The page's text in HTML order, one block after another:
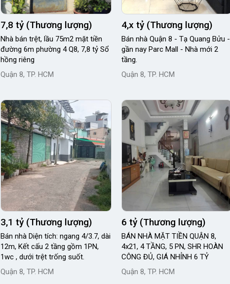
7,8 tỷ (Thương lượng)
Nhà bán trệt, lầu 75m2 mặt tiền
đường 6m phường 4 Q8, 7,8 tỷ Sổ
hồng riêng
Quận 8, TP. HCM
4,x tỷ (Thương lượng)
Bán nhà Quận 8 - Tạ Quang Bửu -
gần nay Parc Mall - Nhà mới 2
tầng.
Quận 8, TP. HCM
3,1 tỷ (Thương lượng)
Bán nhà Diện tích: ngang 4/3.7, dài
12m, Kết cấu 2 tầng gồm 1PN,
1wc , dưới trệt trống suốt.
Quận 8, TP. HCM
6 tỷ (Thương lượng)
BÁN NHÀ MẶT TIỀN QUẬN 8,
4x21, 4 TẦNG, 5 PN, SHR HOÀN
CÔNG ĐỦ, GIÁ NHỈNH 6 TỶ
Quận 8, TP. HCM